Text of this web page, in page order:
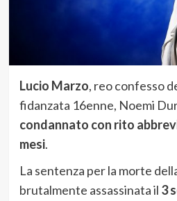
Lucio Marzo, reo confesso
fidanzata 16enne, Noemi
condannato con rito
mesi.
La sentenza per la morte
brutalmente assassinata il 3